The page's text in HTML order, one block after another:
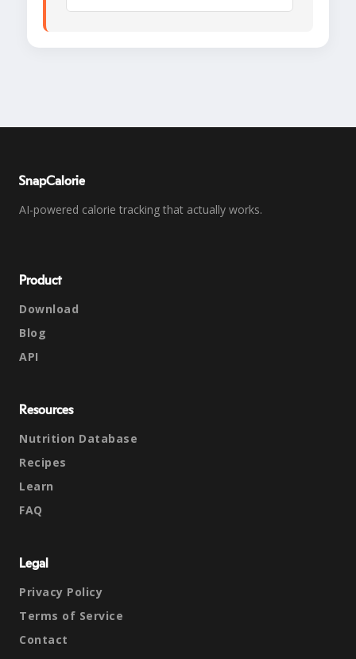
SnapCalorie
AI-powered calorie tracking that actually works.
Product
Download
Blog
API
Resources
Nutrition Database
Recipes
Learn
FAQ
Legal
Privacy Policy
Terms of Service
Contact